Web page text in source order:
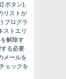
ボタン),
リストが
プログラ
ストエリ
解除す
る必要
メールを
ェックを